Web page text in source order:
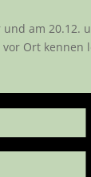
am 20.12.
Ort kennen